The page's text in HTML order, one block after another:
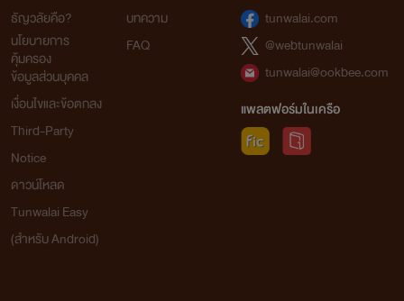
ธัญวลัยคือ?
นโยบายการ
คุ้มครอง
ข้อมูลส่วนบุคคล
เงื่อนไขและข้อตกลง
Third-Party
Notice
ดาวน์โหลด
Tunwalai Easy
(สำหรับ Android)
บทความ
FAQ
tunwalai.com
@webtunwalai
tunwalai@ookbee.com
แพลตฟอร์มในเครือ